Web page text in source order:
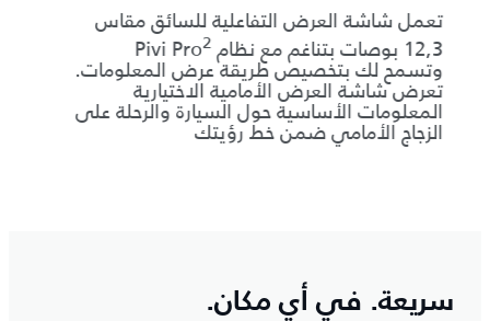
تعمل شاشة العرض التفاعلية للسائق مقاس
12,3 بوصات بتناغم مع نظام Pivi Pro
2
وتسمح لك بتخصيص طريقة عرض المعلومات.
تعرض شاشة العرض الأمامية الاختيارية
المعلومات الأساسية حول السيارة والرحلة على
الزجاج الأمامي ضمن خط رؤيتك
سريعة. في أي مكان.